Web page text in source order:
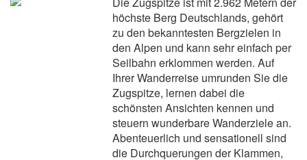
höchste Berg Deutschlands, gehört
zu den bekanntesten Bergzielen in
den Alpen und kann sehr einfach per
Seilbahn erklommen werden. Auf
Ihrer Wanderreise umrunden Sie die
Zugspitze, lernen dabei die
schönsten Ansichten kennen und
steuern wunderbare Wanderziele an.
Abenteuerlich und sensationell sind
die Durchquerungen der Klammen,